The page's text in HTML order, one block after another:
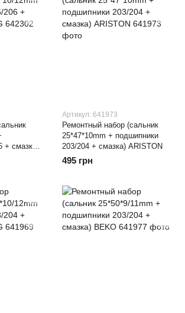
+ смазка)
Артикул: 641973
Ремонтный набор (сальник
25*47*10mm + подшипники
203/204 + смазка) ARISTON
495 грн